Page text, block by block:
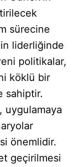
sürecine
liderliğinde
politikalar,
köklü bir
sahiptir.
uygulamaya
önemlidir.
geçirilmesi